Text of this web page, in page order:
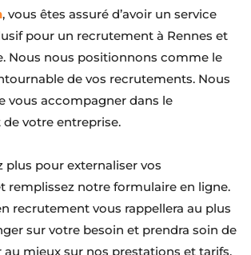
, vous êtes assuré d’avoir un service
pour un recrutement à Rennes et
Nous nous positionnons comme le
de vos recrutements. Nous
vous accompagner dans le
votre entreprise.
plus pour externaliser vos
remplissez notre formulaire en ligne.
recrutement vous rappellera au plus
sur votre besoin et prendra soin de
au mieux sur nos prestations et tarifs.